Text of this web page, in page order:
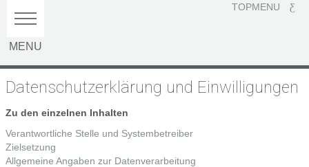
TOPMENU
Datenschutzerklärung und Einwilligungen
Zu den einzelnen Inhalten
Verantwortliche Stelle und Systembetreiber
Zielsetzung
Allgemeine Angaben zur Datenverarbeitung